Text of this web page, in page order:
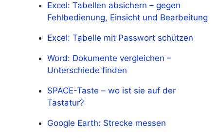
Excel: Tabellen absichern – gegen
Fehlbedienung, Einsicht und Bearbeitung
Excel: Tabelle mit Passwort schützen
Word: Dokumente vergleichen –
Unterschiede finden
SPACE-Taste – wo ist sie auf der
Tastatur?
Google Earth: Strecke messen